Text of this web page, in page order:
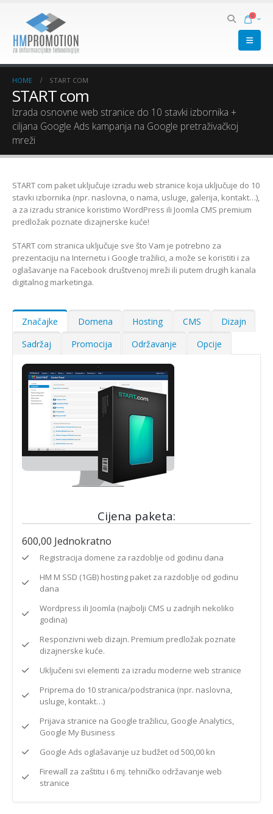
0
HOME START COM
START com
Izrada osnovne web stranice do 10 stavki izbornika +
ciljana Google Ads kampanja na Google pretraživačkoj
mreži
START com paket uključuje izradu web stranice koja uključuje do 10
stavki izbornika (npr. naslovna, o nama, usluge, galerija, kontakt…),
a za izradu stranice koristimo WordPress ili Joomla CMS premium
predložak poznate dizajnerske kuće!
START com stranica uključuje sve što Vam je potrebno za
prezentaciju na Internetu i Google tražilici, a može se koristiti i za
oglašavanje na Facebook društvenoj mreži ili putem drugih kanala
digitalnog marketinga.
Značajke Domena Hosting CMS
Dizajn
Sadržaj
Promocija Održavanje Opcije
Cijena paketa:
600,00 Jednokratno
Registracija domene za razdoblje od godinu dana
HM M SSD (1GB) hosting paket za razdoblje od godinu
dana
Wordpress ili Joomla (najbolji CMS u zadnjih nekoliko
godina)
Responzivni web dizajn. Premium predložak poznate
dizajnerske kuće.
Uključeni svi elementi za izradu moderne web stranice
Priprema do 10 stranica/podstranica (npr. naslovna,
usluge, kontakt…)
Prijava stranice na Google tražilicu, Google Analytics,
Google My Business
Google Ads oglašavanje uz budžet od 500,00 kn
Firewall za zaštitu i 6 mj. tehničko održavanje web
stranice